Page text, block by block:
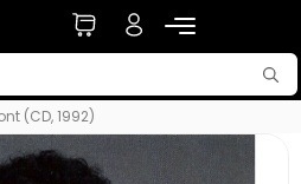
(CD, 1992)